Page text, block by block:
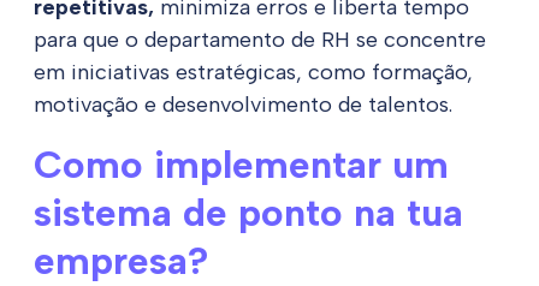
repetitivas, minimiza erros e liberta tempo
para que o departamento de RH se concentre
em iniciativas estratégicas, como formação,
motivação e desenvolvimento de talentos.
Como implementar um
sistema de ponto na tua
empresa?